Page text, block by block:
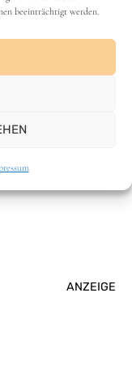
beeinträchtigt werden.
ANZEIGE